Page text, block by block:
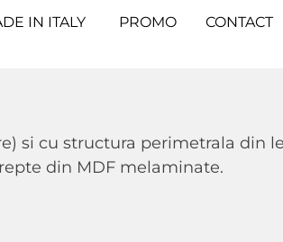
IN ITALY PROMO CONTACT
si cu structura perimetrala din
din MDF melaminate.